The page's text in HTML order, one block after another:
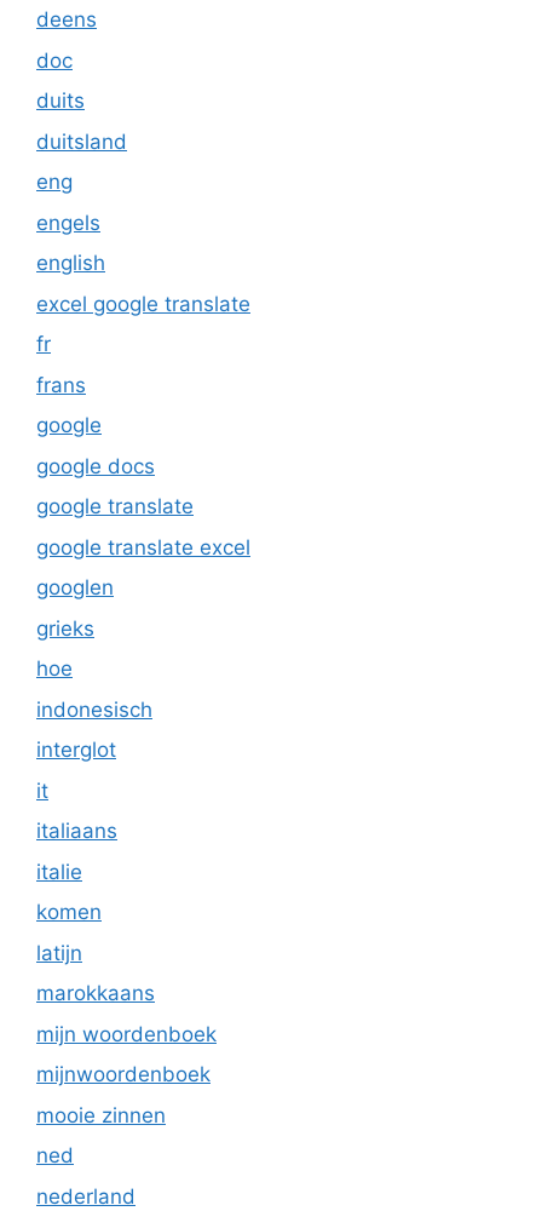
deens
doc
duits
duitsland
eng
engels
english
excel google translate
fr
frans
google
google docs
google translate
google translate excel
googlen
grieks
hoe
indonesisch
interglot
it
italiaans
italie
komen
latijn
marokkaans
mijn woordenboek
mijnwoordenboek
mooie zinnen
ned
nederland